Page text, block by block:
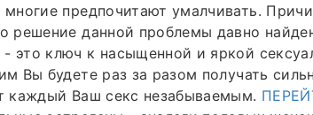
предпочитают умалчивать.
решение данной проблемы давно
это ключ к насыщенной и яркой
Вы будете раз за разом получать
каждый Ваш секс незабываемым.